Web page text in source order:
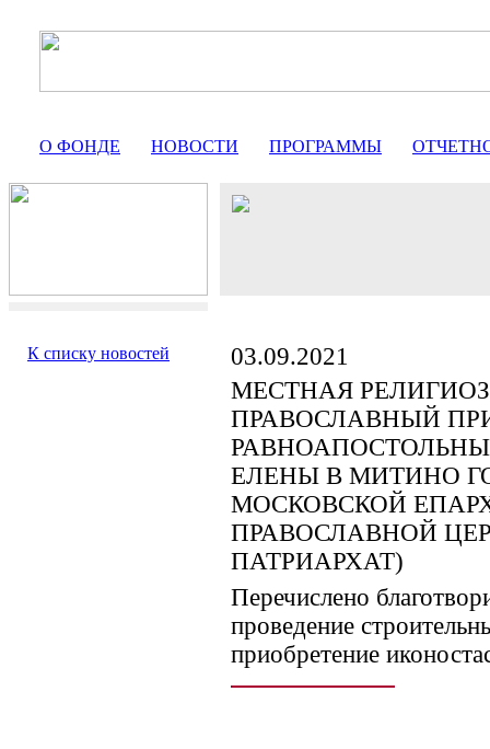
О ФОНДЕ НОВОСТИ ПРОГРАММЫ
К списку новостей
03.09.2021
МЕСТНАЯ
ПРАВОСЛАВНЫЙ
ЕЛЕНЫ В МИТИНО
МОСКОВСКОЙ
ПРАВОСЛАВНОЙ
ПАТРИАРХАТ)
Перечислено
проведение
приобретение